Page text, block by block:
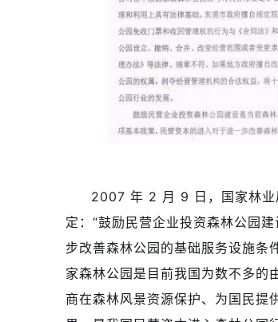
2007 年 2 月 9 日，国家林业
定：“鼓励民营企业投资森林公园
步改善森林公园的基础服务设施条
家森林公园是目前我国为数不多的
商在森林风景资源保护、为国民提